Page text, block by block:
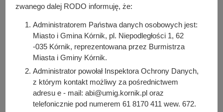
Autor wpisu
Bartosz Przybylski
Podziel się z innymi:
Facebook
E-mail
zwanego dalej RODO informuję, że:
Administratorem Państwa danych osobowych jest:
Miasto i Gmina Kórnik, pl. Niepodległości 1, 62
-035 Kórnik, reprezentowana przez Burmistrza
Miasta i Gminy Kórnik.
Administrator powołał Inspektora Ochrony Danych,
z którym kontakt możliwy za pośrednictwem
adresu e - mail: abi@umig.kornik.pl oraz
telefonicznie pod numerem 61 8170 411 wew. 672.